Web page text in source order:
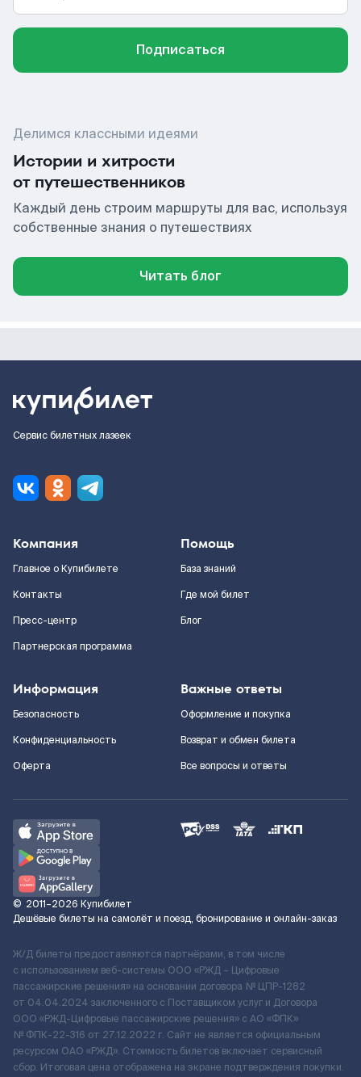
Подписаться
Делимся классными идеями
Истории и хитрости
от путешественников
Каждый день строим маршруты для вас, используя
собственные знания о путешествиях
Читать блог
Сервис билетных лазеек
Компания
Главное о Купибилете
Контакты
Пресс-центр
Партнерская программа
Помощь
База знаний
Где мой билет
Блог
Информация
Безопасность
Конфиденциальность
Оферта
Важные ответы
Оформление и покупка
Возврат и обмен билета
Все вопросы и ответы
© 2011–2026 Купибилет
Дешёвые билеты на самолёт и поезд, бронирование и онлайн-заказ
Ж/Д билеты предоставляются партнёрами, в том числе
с использованием веб-системы ООО «РЖД – Цифровые
пассажирские решения» на основании договора № ЦПР-1282
от 04.04.2024 заключенного с Поставщиком услуг и Договора
ООО «РЖД-Цифровые пассажирские решения» c АО «ФПК»
№ ФПК-22-316 от 27.12.2022 г. Сайт не является официальным
ресурсом ОАО «РЖД». Стоимость билетов включает сервисный
сбор. Итоговая цена отображена на экране подтверждения покупки.